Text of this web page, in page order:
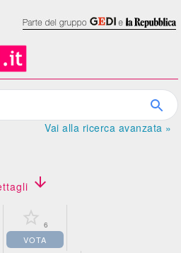
Vai alla ricerca avanzata »

 6
VOTA